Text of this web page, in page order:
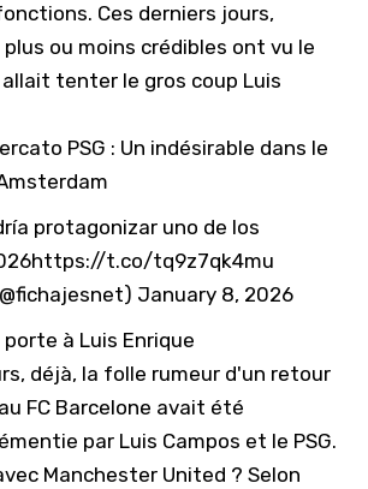
Ces derniers jours,
ou moins crédibles ont vu le
allait tenter le gros coup Luis
PSG : Un indésirable dans le
protagonizar uno de los
https://t.co/tq9z7qk4mu
January 8, 2026
porte à Luis Enrique
déjà, la folle rumeur d'un retour
FC Barcelone avait été
par Luis Campos et le PSG.
Manchester United ? Selon